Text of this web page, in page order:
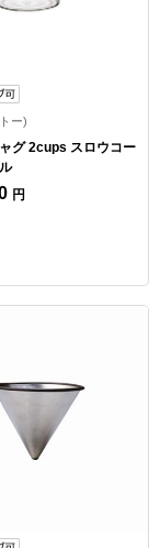
ー)
グ 2cups スロウコー
円